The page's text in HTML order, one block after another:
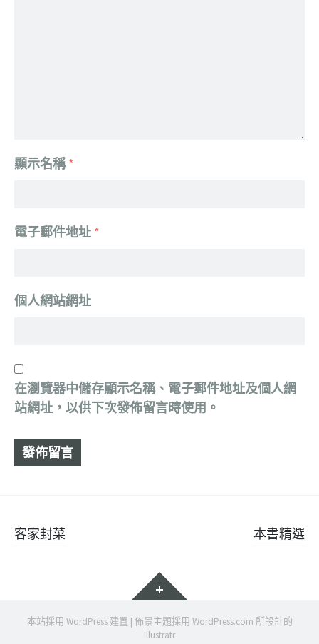
顯示名稱*
電子郵件地址 *
個人網站網址
在瀏覽器中儲存顯示名稱、電子郵件地址及個人網
站網址，以供下次發佈留言時使用。
文
覽
客家封菜 本書精選
小
工
具
本站採用 WordPress 建置 | 佈景主題採用 WordPress.com 所設計的
Illustratr